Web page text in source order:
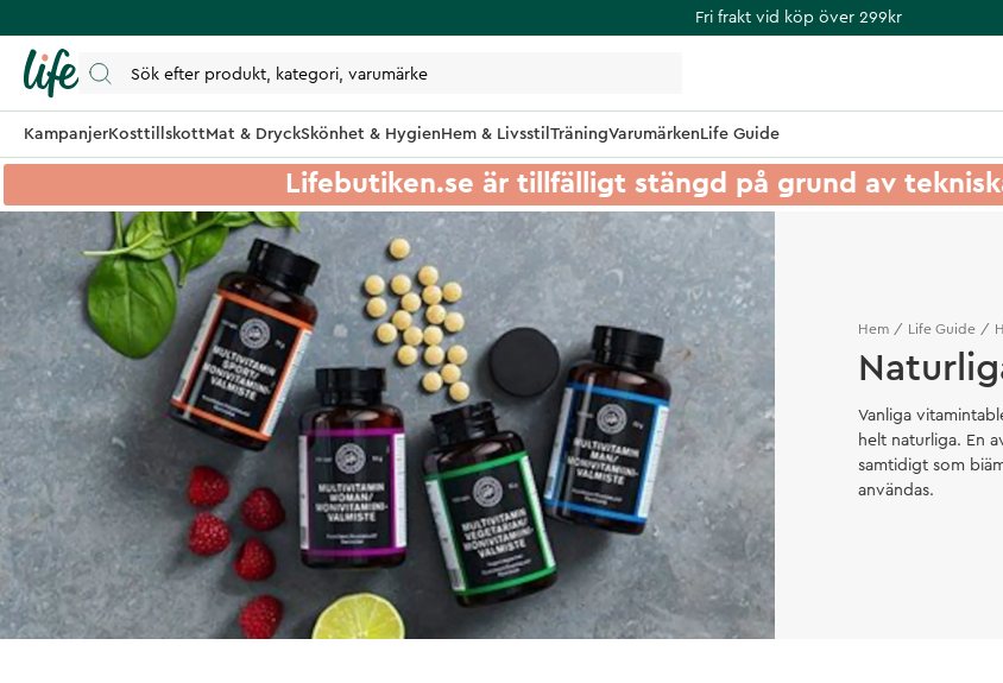
Fri frakt vid köp över 299kr
KampanjerKosttillskottMat & DryckSkönhet & HygienHem & Livsstil TräningVarumärkenLife Guide
Lifebutiken.se är tillfälligt stängd på grund av
Hem Life Guide
Vanliga
helt naturliga. En
samtidigt som
användas.